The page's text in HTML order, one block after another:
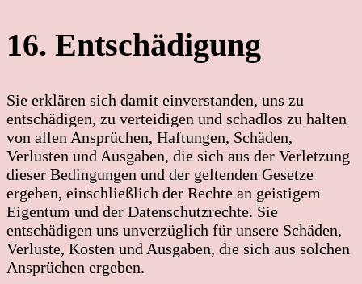
16. Entschädigung
Sie erklären sich damit einverstanden, uns zu
entschädigen, zu verteidigen und schadlos zu halten
von allen Ansprüchen, Haftungen, Schäden,
Verlusten und Ausgaben, die sich aus der Verletzung
dieser Bedingungen und der geltenden Gesetze
ergeben, einschließlich der Rechte an geistigem
Eigentum und der Datenschutzrechte. Sie
entschädigen uns unverzüglich für unsere Schäden,
Verluste, Kosten und Ausgaben, die sich aus solchen
Ansprüchen ergeben.